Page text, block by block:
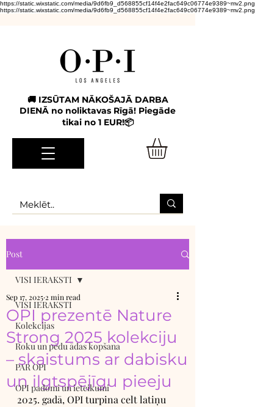
https://static.wixstatic.com/media/9d6fb9_d568855cf14f4e2fac649c06774e9389~mv2.png
https://static.wixstatic.com/media/9d6fb9_d568855cf14f4e2fac649c06774e9389~mv2.png
🚚 IZSŪTAM NĀKOŠAJĀ DARBA
DIENĀ no noliktavas Rīgā! Piegāde
tikai no 1 EUR!📦
Post
VISI IERAKSTI
Kolekcijas
Roku un pēdu ādas kopšana
PAR OPI
OPI padomi un ieteikumi
VISI IERAKSTI
OPI prezentē Nature
Strong 2025 kolekciju
– skaistums ar dabisku
un ilgtspējīgu pieeju
Sep 17, 2025 2 min read
2025. gadā, OPI turpina celt latiņu